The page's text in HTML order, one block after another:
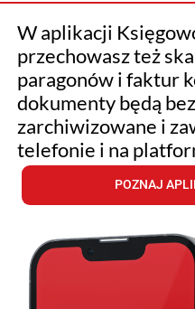
W aplikacji
przechowasz też
paragonów i faktur
dokumenty będą
zarchiwizowane i
telefonie i na
POZNAJ